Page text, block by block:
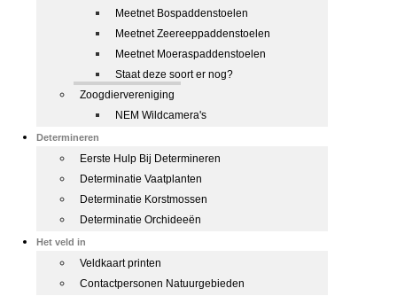
Meetnet Bospaddenstoelen
Meetnet Zeereeppaddenstoelen
Meetnet Moeraspaddenstoelen
Staat deze soort er nog?
Zoogdiervereniging
NEM Wildcamera's
Determineren
Eerste Hulp Bij Determineren
Determinatie Vaatplanten
Determinatie Korstmossen
Determinatie Orchideeën
Het veld in
Veldkaart printen
Contactpersonen Natuurgebieden